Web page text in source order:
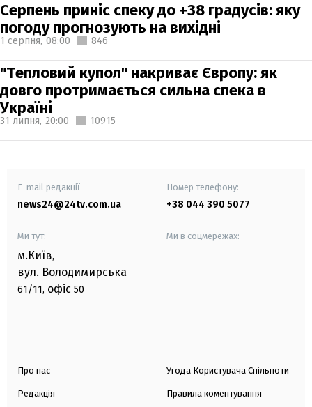
Серпень приніс спеку до +38 градусів: яку
погоду прогнозують на вихідні
1 серпня, 08:00 846
"Тепловий купол" накриває Європу: як
довго протримається сильна спека в
Україні
31 липня, 20:00 10915
E-mail редакції
news24@24tv.com.ua
Номер телефону:
+38 044 390 5077
Ми тут:
м.Київ,
вул. Володимирська
61/11, офіс 50
Ми в соцмережах:
Про нас
Редакція
Угода Користувача Спільноти
Правила коментування